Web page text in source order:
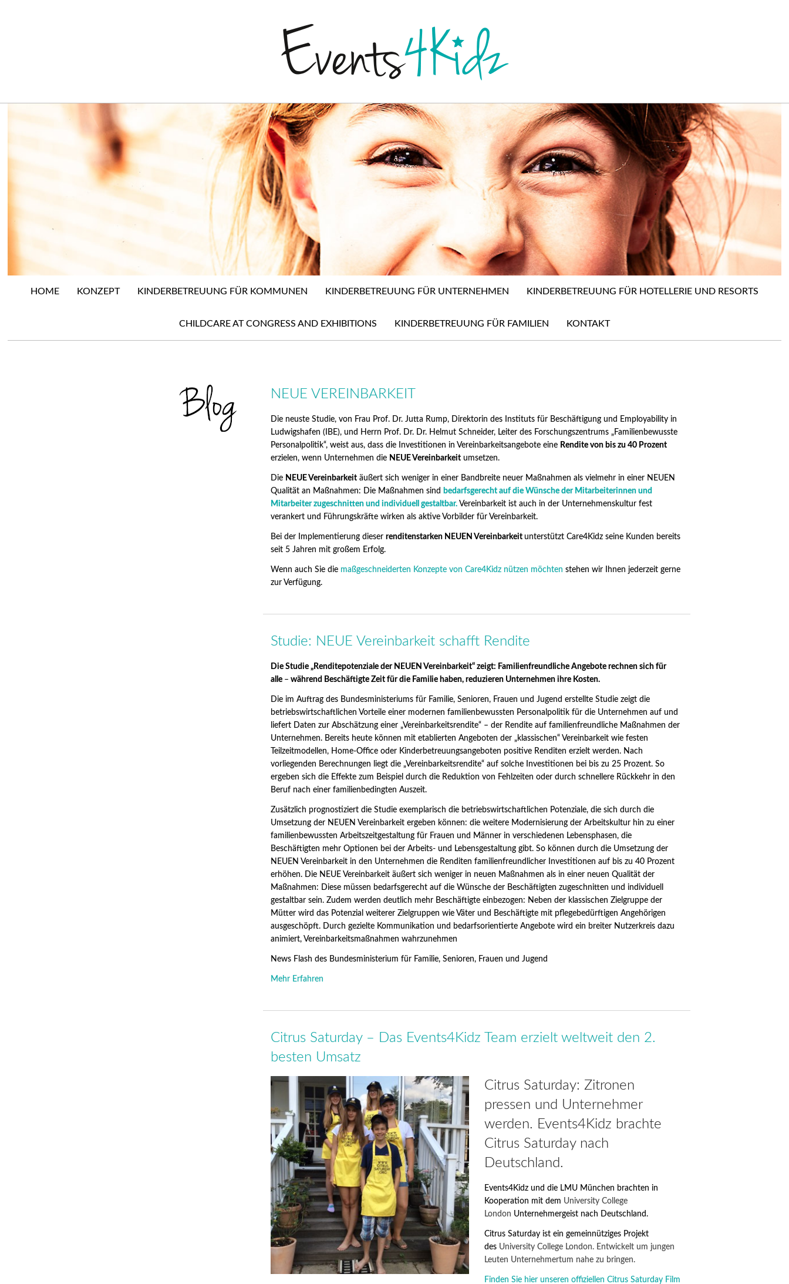
HOME KONZEPT KINDERBETREUUNG FÜR KOMMUNEN KINDERBETREUUNG FÜR UNTERNEHMEN KINDERBETREUUNG FÜR HOTELLERIE UND RESORTS
CHILDCARE AT CONGRESS AND EXHIBITIONS KINDERBETREUUNG FÜR FAMILIEN KONTAKT
NEUE VEREINBARKEIT
Die neuste Studie, von Frau Prof. Dr. Jutta Rump, Direktorin des Instituts für Beschäftigung und Employability in
Ludwigshafen (IBE), und Herrn Prof. Dr. Dr. Helmut Schneider, Leiter des Forschungszentrums „Familienbewusste
Personalpolitik“, weist aus, dass die Investitionen in Vereinbarkeitsangebote eine Rendite von bis zu 40 Prozent
erzielen, wenn Unternehmen die NEUE Vereinbarkeit umsetzen.
Die NEUE Vereinbarkeit äußert sich weniger in einer Bandbreite neuer Maßnahmen als vielmehr in einer NEUEN
Qualität an Maßnahmen: Die Maßnahmen sind bedarfsgerecht auf die Wünsche der Mitarbeiterinnen und
Mitarbeiter zugeschnitten und individuell gestaltbar. Vereinbarkeit ist auch in der Unternehmenskultur fest
verankert und Führungskräfte wirken als aktive Vorbilder für Vereinbarkeit.
Bei der Implementierung dieser renditenstarken NEUEN Vereinbarkeit unterstützt Care4Kidz seine Kunden bereits
seit 5 Jahren mit großem Erfolg.
Wenn auch Sie die maßgeschneiderten Konzepte von Care4Kidz nützen möchten stehen wir Ihnen jederzeit gerne
zur Verfügung.
Studie: NEUE Vereinbarkeit schafft Rendite
Die Studie „Renditepotenziale der NEUEN Vereinbarkeit“ zeigt: Familienfreundliche Angebote rechnen sich für
alle – während Beschäftigte Zeit für die Familie haben, reduzieren Unternehmen ihre Kosten.
Die im Auftrag des Bundesministeriums für Familie, Senioren, Frauen und Jugend erstellte Studie zeigt die
betriebswirtschaftlichen Vorteile einer modernen familienbewussten Personalpolitik für die Unternehmen auf und
liefert Daten zur Abschätzung einer „Vereinbarkeitsrendite“ – der Rendite auf familienfreundliche Maßnahmen der
Unternehmen. Bereits heute können mit etablierten Angeboten der „klassischen“ Vereinbarkeit wie festen
Teilzeitmodellen, Home-Office oder Kinderbetreuungsangeboten positive Renditen erzielt werden. Nach
vorliegenden Berechnungen liegt die „Vereinbarkeitsrendite“ auf solche Investitionen bei bis zu 25 Prozent. So
ergeben sich die Effekte zum Beispiel durch die Reduktion von Fehlzeiten oder durch schnellere Rückkehr in den
Beruf nach einer familienbedingten Auszeit.
Zusätzlich prognostiziert die Studie exemplarisch die betriebswirtschaftlichen Potenziale, die sich durch die
Umsetzung der NEUEN Vereinbarkeit ergeben können: die weitere Modernisierung der Arbeitskultur hin zu einer
familienbewussten Arbeitszeitgestaltung für Frauen und Männer in verschiedenen Lebensphasen, die
Beschäftigten mehr Optionen bei der Arbeits- und Lebensgestaltung gibt. So können durch die Umsetzung der
NEUEN Vereinbarkeit in den Unternehmen die Renditen familienfreundlicher Investitionen auf bis zu 40 Prozent
erhöhen. Die NEUE Vereinbarkeit äußert sich weniger in neuen Maßnahmen als in einer neuen Qualität der
Maßnahmen: Diese müssen bedarfsgerecht auf die Wünsche der Beschäftigten zugeschnitten und individuell
gestaltbar sein. Zudem werden deutlich mehr Beschäftigte einbezogen: Neben der klassischen Zielgruppe der
Mütter wird das Potenzial weiterer Zielgruppen wie Väter und Beschäftigte mit pflegebedürftigen Angehörigen
ausgeschöpft. Durch gezielte Kommunikation und bedarfsorientierte Angebote wird ein breiter Nutzerkreis dazu
animiert, Vereinbarkeitsmaßnahmen wahrzunehmen
News Flash des Bundesministerium für Familie, Senioren, Frauen und Jugend
Mehr Erfahren
Citrus Saturday – Das Events4Kidz Team erzielt weltweit den 2.
besten Umsatz
Citrus Saturday: Zitronen
pressen und Unternehmer
werden. Events4Kidz brachte
Citrus Saturday nach
Deutschland.
Events4Kidz und die LMU München brachten in
Kooperation mit dem University College
London Unternehmergeist nach Deutschland.
Citrus Saturday ist ein gemeinnütziges Projekt
des University College London. Entwickelt um jungen
Leuten Unternehmertum nahe zu bringen.
Finden Sie hier unseren offiziellen Citrus Saturday Film